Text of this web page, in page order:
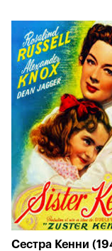
Сестра Кенни